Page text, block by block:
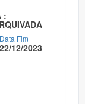
:
Data Fim
22/12/2023